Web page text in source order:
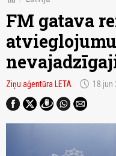
FM gatava
Ziņu aģentūra LETA schedule 18.jun